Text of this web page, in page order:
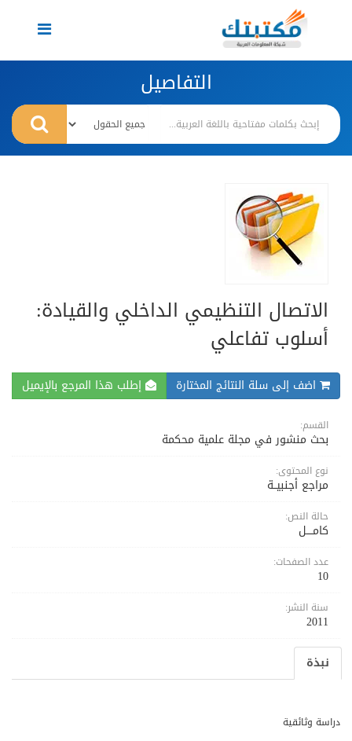
Toggle
navigation
التفاصيل
الاتصال التنظيمي الداخلي والقيادة:
أسلوب تفاعلي
اضف إلى سلة النتائج المختارة إطلب هذا المرجع بالإيميل
القسم:
بحث منشور في مجلة علمية محكمة
نوع المحتوى:
مراجع أجنبيــة
حالة النص:
كامــــل
عدد الصفحات:
10
سنة النشر:
2011
نبذة
دراسة وثائقية